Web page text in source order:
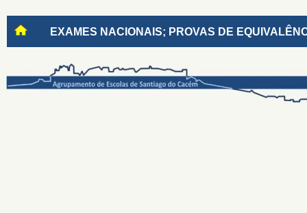
EXAMES NACIONAIS; PROVAS DE